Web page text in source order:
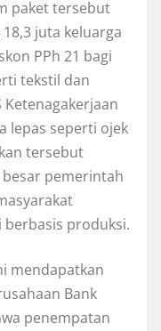
paket tersebut
juta keluarga
PPh 21 bagi
tekstil dan
lepas seperti ojek
tersebut
pemerintah
produksi.
mendapatkan
Bank
penempatan